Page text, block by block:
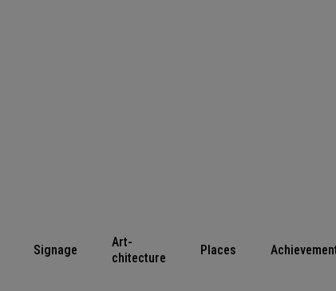
Signage
Art-
chitecture
Places